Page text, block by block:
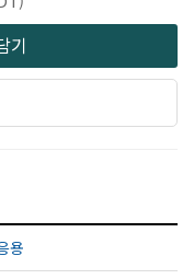
기
용